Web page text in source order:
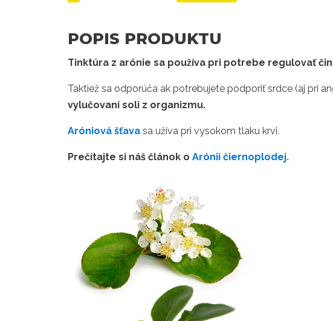
POPIS PRODUKTU
Tinktúra z arónie sa používa pri potrebe regulovať
Taktiež sa odporúča ak potrebujete podporiť srdce (aj pri
vylučovaní soli z organizmu.
Aróniová šťava sa užíva pri vysokom tlaku krvi.
Prečítajte si náš článok o Arónii čiernoplodej.